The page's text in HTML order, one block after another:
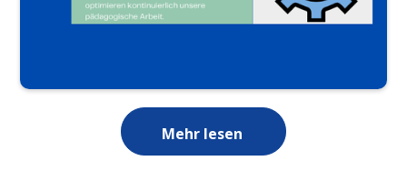
Mehr lesen